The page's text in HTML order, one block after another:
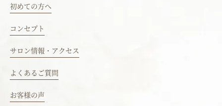
初めての方へ
コンセプト
サロン情報・アクセス
よくあるご質問
お客様の声